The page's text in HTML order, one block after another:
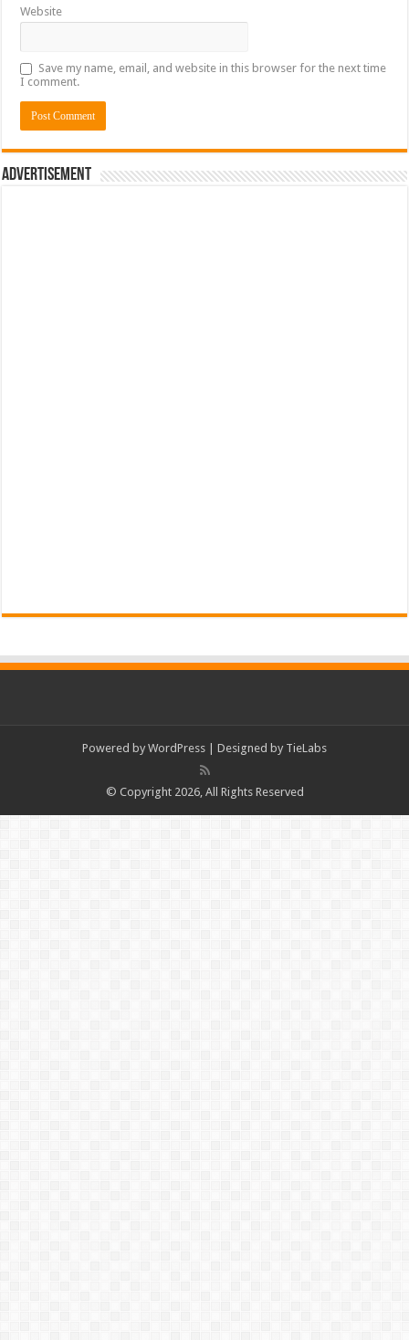
Website
Save my name, email, and website in this browser for the next time
I comment.
Advertisement
Powered by WordPress | Designed by TieLabs
© Copyright 2026, All Rights Reserved